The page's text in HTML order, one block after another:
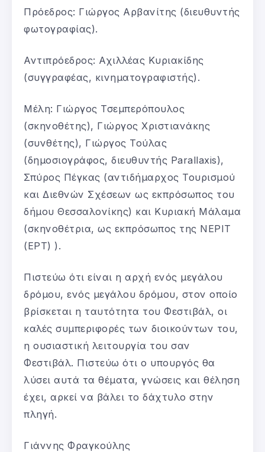
Πρόεδρος: Γιώργος Αρβανίτης (διευθυντής
φωτογραφίας).
Αντιπρόεδρος: Αχιλλέας Κυριακίδης
(συγγραφέας, κινηματογραφιστής).
Μέλη: Γιώργος Τσεμπερόπουλος
(σκηνοθέτης), Γιώργος Χριστιανάκης
(συνθέτης), Γιώργος Τούλας
(δημοσιογράφος, διευθυντής Parallaxis),
Σπύρος Πέγκας (αντιδήμαρχος Τουρισμού
και Διεθνών Σχέσεων ως εκπρόσωπος του
δήμου Θεσσαλονίκης) και Κυριακή Μάλαμα
(σκηνοθέτρια, ως εκπρόσωπος της ΝΕΡΙΤ
(ΕΡΤ) ).
Πιστεύω ότι είναι η αρχή ενός μεγάλου
δρόμου, ενός μεγάλου δρόμου, στον οποίο
βρίσκεται η ταυτότητα του Φεστιβάλ, οι
καλές συμπεριφορές των διοικούντων του,
η ουσιαστική λειτουργία του σαν
Φεστιβάλ. Πιστεύω ότι ο υπουργός θα
λύσει αυτά τα θέματα, γνώσεις και θέληση
έχει, αρκεί να βάλει το δάχτυλο στην
πληγή.
Γιάννης Φραγκούλης